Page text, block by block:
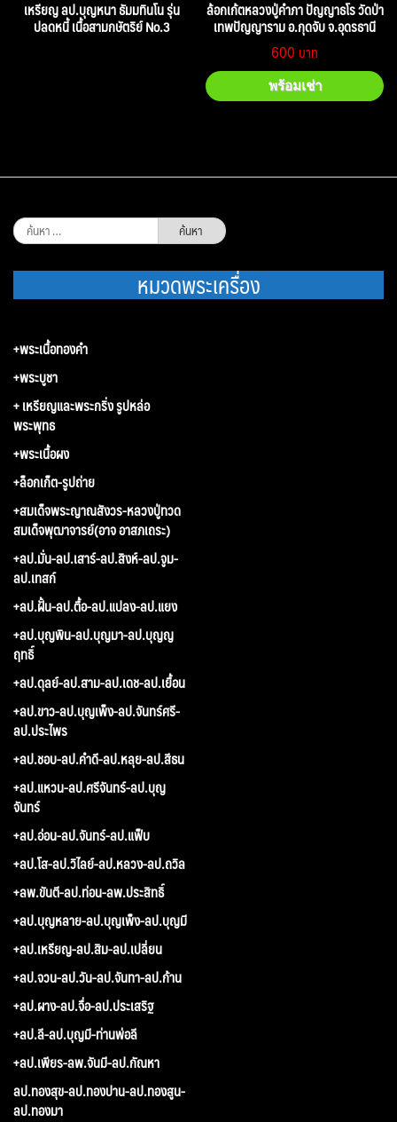
เหรียญ ลป.บุญหนา ธัมมทินโน รุ่น
ปลดหนี้ เนื้อสามกษัตริย์ No.3
ล้อกเก้ตหลวงปู่คำภา ปัญญาธโร วัดป่า
เทพปัญญาราม อ.กุดจับ จ.อุดรธานี
600
พร้อมเช่า
ค้นหา
สำหรับ:
หมวดพระเครื่อง
+พระเนื้อทองคำ
+พระบูชา
+ เหรียญและพระกริ่ง รูปหล่อ
พระพุทธ
+พระเนื้อผง
+ล็อกเก็ต-รูปถ่าย
+สมเด็จพระญาณสังวร-หลวงปู่ทวด
สมเด็จพุฒาจารย์(อาจ อาสภเถระ)
+ลป.มั่น-ลป.เสาร์-ลป.สิงห์-ลป.จูม-
ลป.เทสก์
+ลป.ฝั้น-ลป.ตื้อ-ลป.แปลง-ลป.แยง
+ลป.บุญพิน-ลป.บุญมา-ลป.บุญญ
ฤทธิ์
+ลป.ดุลย์-ลป.สาม-ลป.เดช-ลป.เยื้อน
+ลป.ขาว-ลป.บุญเพ็ง-ลป.จันทร์ศรี-
ลป.ประไพร
+ลป.ชอบ-ลป.คำดี-ลป.หลุย-ลป.สีธน
+ลป.แหวน-ลป.ศรีจันทร์-ลป.บุญ
จันทร์
+ลป.อ่อน-ลป.จันทร์-ลป.แฟ็บ
+ลป.โส-ลป.วิไลย์-ลป.หลวง-ลป.ถวิล
+ลพ.ขันตี-ลป.ท่อน-ลพ.ประสิทธิ์
+ลป.บุญหลาย-ลป.บุญเพ็ง-ลป.บุญมี
+ลป.เหรียญ-ลป.สิม-ลป.เปลี่ยน
+ลป.จวน-ลป.วัน-ลป.จันทา-ลป.ก้าน
+ลป.ผาง-ลป.จื่อ-ลป.ประเสริฐ
+ลป.ลี-ลป.บุญมี-ท่านพ่อลี
+ลป.เพียร-ลพ.จันมี-ลป.กัณหา
ลป.ทองสุข-ลป.ทองปาน-ลป.ทองสูน-
ลป.ทองมา